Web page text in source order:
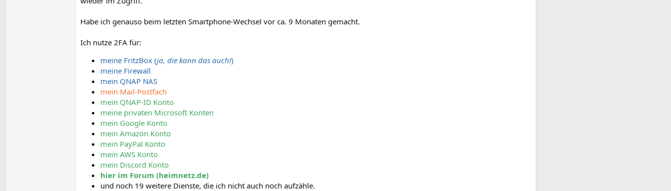
Habe ich genauso beim letzten Smartphone-Wechsel vor ca. 9 Monaten gemacht.
Ich nutze 2FA für:
meine FritzBox (ja, die kann das auch!)
meine Firewall
mein QNAP NAS
mein Mail-Postfach
mein QNAP-ID Konto
meine privaten Microsoft Konten
mein Google Konto
mein Amazon Konto
mein PayPal Konto
mein AWS Konto
mein Discord Konto
hier im Forum (heimnetz.de)
und noch 19 weitere Dienste, die ich nicht auch noch aufzähle.